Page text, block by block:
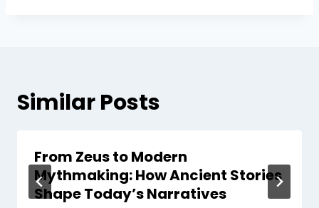
Similar Posts
From Zeus to Modern
Mythmaking: How Ancient Stories
Shape Today’s Narratives